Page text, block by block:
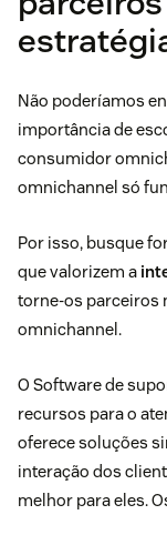
Não poderíamos
importância de
consumidor
omnichannel só
Por isso, busque
que valorizem a
torne-os parceiros
omnichannel.
O Software de
recursos para o
oferece soluções
interação dos
melhor para eles.